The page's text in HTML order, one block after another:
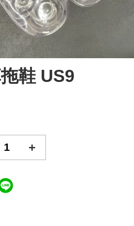
鞋 US9
+